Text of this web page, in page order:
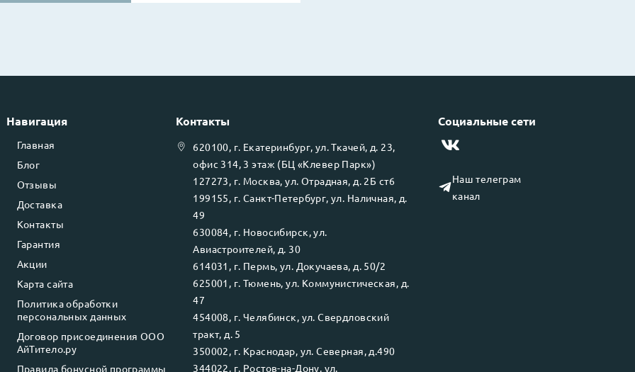
Навигация
Главная
Блог
Отзывы
Доставка
Контакты
Гарантия
Акции
Карта сайта
Политика обработки
персональных данных
Договор присоединения ООО
АйТитело.ру
Правила бонусной программы
Контакты
620100, г. Екатеринбург, ул.Ткачей, д. 23,
офис 314, 3 этаж (БЦ «Клевер Парк»)
127273, г. Москва, ул. Отрадная, д. 2Б ст6
199155, г. Санкт-Петербург, ул. Наличная, д.
49
630084, г. Новосибирск, ул.
Авиастроителей, д. 30
614031 , г. Пермь, ул. Докучаева, д. 50/2
625001 , г. Тюмень, ул. Коммунистическая, д.
47
454008, г. Челябинск, ул.Свердловский
тракт, д. 5
350002, г. Краснодар, ул.Северная, д.490
344022, г. Ростов-на-Дону, ул.
Социальные сети
Наш телеграм
канал